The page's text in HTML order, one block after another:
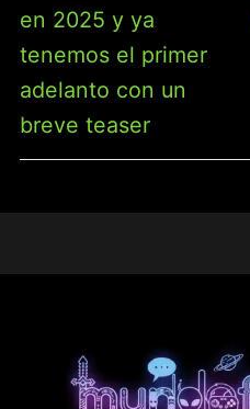
en 2025 y ya
tenemos el primer
adelanto con un
breve teaser